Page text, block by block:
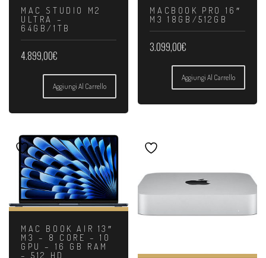
MAC STUDIO M2
ULTRA –
64GB/1TB
4.899,00€
Aggiungi Al Carrello
MACBOOK PRO 16″
M3 18GB/512GB
3.099,00€
Aggiungi Al Carrello
MAC BOOK AIR 13″
M3 – 8 CORE – 10
GPU – 16 GB RAM
– 512 HD